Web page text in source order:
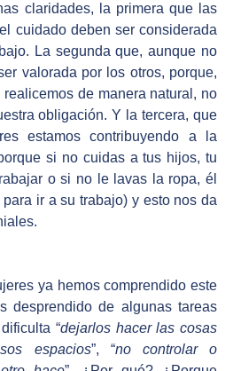
claridades, la primera que las
cuidado deben ser considerada
La segunda que, aunque no
valorada por los otros, porque,
de manera natural, no
obligación. Y la tercera, que
estamos contribuyendo a la
si no cuidas a tus hijos, tu
o si no le lavas la ropa, él
ir a su trabajo) y esto nos da
ya hemos comprendido este
desprendido de algunas tareas
“dejarlos hacer las cosas
espacios”, “no controlar o